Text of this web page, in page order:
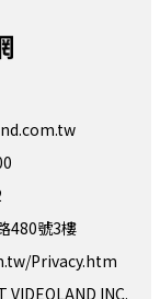
480號3樓
Privacy.htm
VIDEOLAND INC.